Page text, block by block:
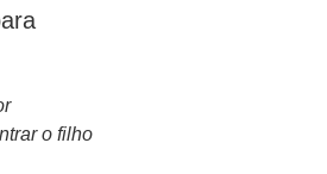
o filho